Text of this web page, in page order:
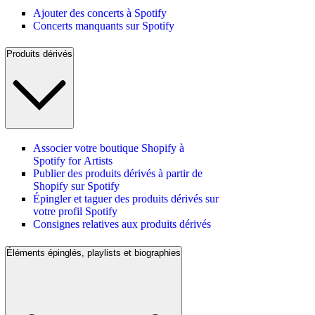
Ajouter des concerts à Spotify
Concerts manquants sur Spotify
Produits dérivés
Associer votre boutique Shopify à
Spotify for Artists
Publier des produits dérivés à partir de
Shopify sur Spotify
Épingler et taguer des produits dérivés sur
votre profil Spotify
Consignes relatives aux produits dérivés
Éléments épinglés, playlists et biographies